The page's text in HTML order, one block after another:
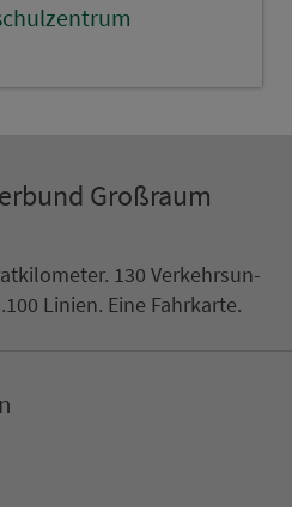
Groß­raum
130 Ver­kehrs­un­
Linien. Eine Fahr­kar­te.